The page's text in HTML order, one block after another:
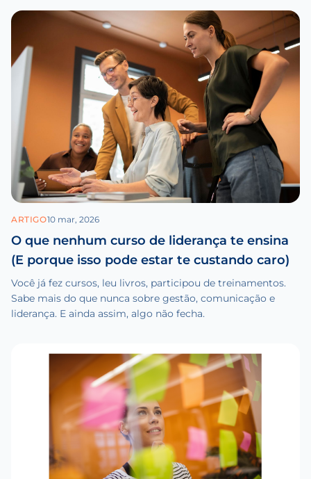
ARTIGO10 mar, 2026
O que nenhum curso de liderança te ensina
(E porque isso pode estar te custando caro)
Você já fez cursos, leu livros, participou de treinamentos.
Sabe mais do que nunca sobre gestão, comunicação e
liderança. E ainda assim, algo não fecha.